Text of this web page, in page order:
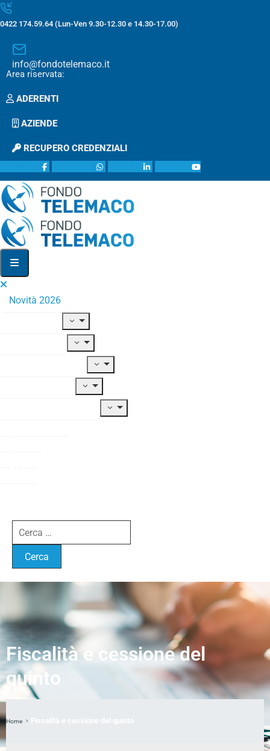
0422 174.59.64 (Lun-Ven 9.30-12.30 e 14.30-17.00)
info@fondotelemaco.it
Area riservata:
ADERENTI
AZIENDE
RECUPERO CREDENZIALI
Novità 2026
Fiscalità e cessione del
quinto
Home